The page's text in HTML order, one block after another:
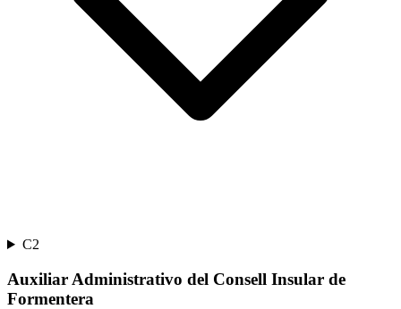
C2
Auxiliar Administrativo del Consell Insular de
Formentera